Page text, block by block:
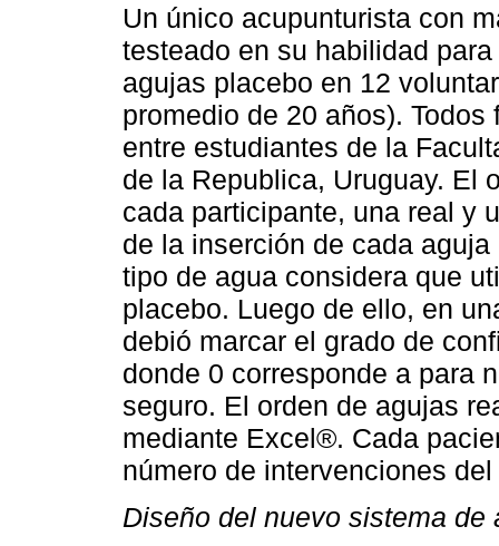
Un único acupunturista con
testeado en su habilidad
agujas placebo en 12
promedio de 20 años).
entre estudiantes de la
de la Republica, Uruguay. El
cada participante, una real y
de la inserción de cada
tipo de agua considera que
placebo. Luego de ello, en
debió marcar el grado de
donde 0 corresponde a para
seguro. El orden de agujas
mediante Excel®. Cada
número de intervenciones
Diseño del nuevo sistema de